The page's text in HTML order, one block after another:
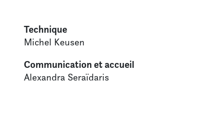
Technique
Michel Keusen
Communication et accueil
Alexandra Seraïdaris